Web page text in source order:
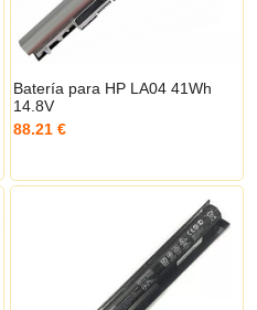
Batería para HP LA04 41Wh
14.8V
88.21 €